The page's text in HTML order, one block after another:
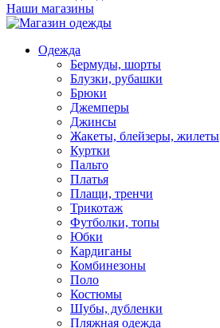
Наши магазины
Одежда
Бермуды, шорты
Блузки, рубашки
Брюки
Джемперы
Джинсы
Жакеты, блейзеры, жилеты
Куртки
Пальто
Платья
Плащи, тренчи
Трикотаж
Футболки, топы
Юбки
Кардиганы
Комбинезоны
Поло
Костюмы
Шубы, дубленки
Пляжная одежда